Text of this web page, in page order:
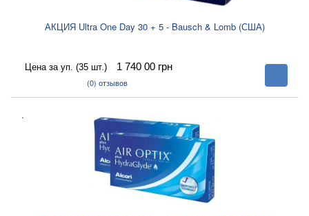
АКЦИЯ Ultra One Day 30 + 5 - Bausch & Lomb (США)
Цена за уп. (35 шт.) 1 740 00 грн
(0) отзывов
В
корзину
.